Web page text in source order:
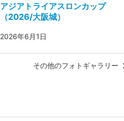
アジアトライアスロンカップ
（2026/大阪城）
2026年6月1日
その他のフォトギャラリー